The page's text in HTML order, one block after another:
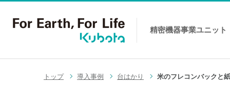
精密機器事業ユニット
トップ 導入事例 台はかり 米のフレコンバックと